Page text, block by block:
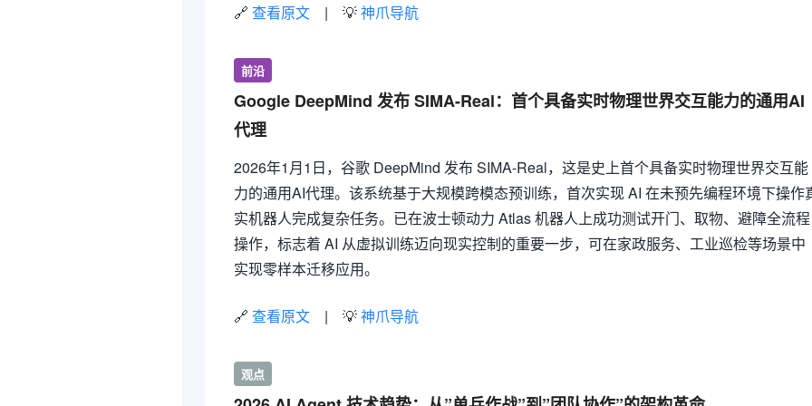
🔗 查看原文 | 💡神爪导航
前沿
Google DeepMind 发布 SIMA-Real：首个具备实时物理世界交互能力的通用AI
代理
2026年1月1日，谷歌 DeepMind 发布 SIMA-Real，这是史上首个具备实时物理世界交互能
力的通用AI代理。该系统基于大规模跨模态预训练，首次实现 AI 在未预先编程环境下操作
实机器人完成复杂任务。已在波士顿动力 Atlas 机器人上成功测试开门、取物、避障全流程
操作，标志着 AI 从虚拟训练迈向现实控制的重要一步，可在家政服务、工业巡检等场景中
实现零样本迁移应用。
🔗 查看原文 | 💡神爪导航
观点